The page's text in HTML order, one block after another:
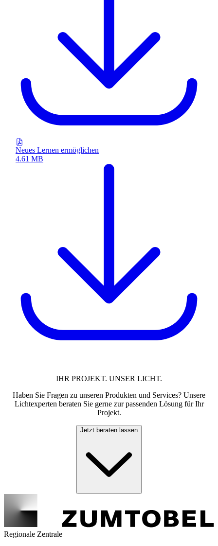
Neues Lernen ermöglichen
4.61 MB
IHR PROJEKT. UNSER LICHT.
Haben Sie Fragen zu unseren Produkten und Services? Unsere
Lichtexperten beraten Sie gerne zur passenden Lösung für Ihr
Projekt.
Jetzt beraten lassen
Regionale Zentrale